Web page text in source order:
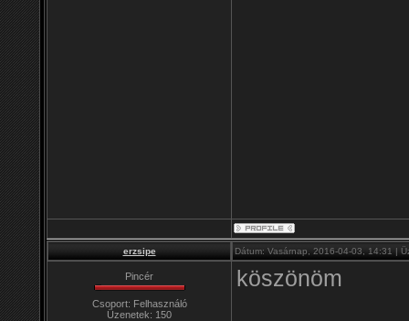
erzsipe Dátum: Vasárnap, 2016-04-03, 14:31 |
Pincér
Csoport: Felhasználó
Üzenetek: 150
köszönöm